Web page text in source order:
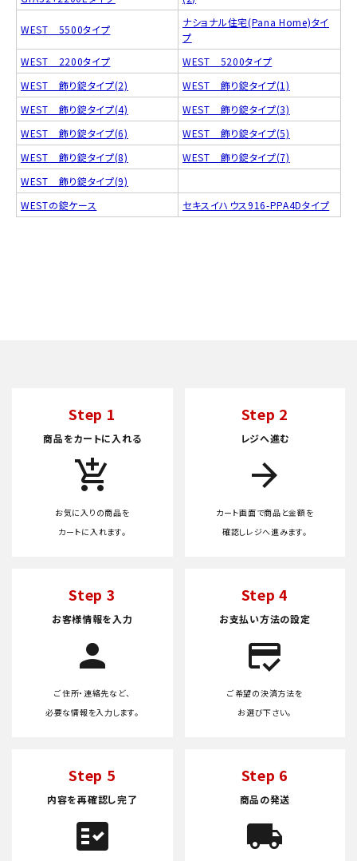
WEST 5500タイプ
ナショナル住宅(Pana Home)タイ
プ
WEST 2200タイプ
WEST 5200タイプ
WEST 飾り錠タイプ(2)
WEST 飾り錠タイプ(1)
WEST 飾り錠タイプ(4)
WEST 飾り錠タイプ(3)
WEST 飾り錠タイプ(6)
WEST 飾り錠タイプ(5)
WEST 飾り錠タイプ(8)
WEST 飾り錠タイプ(7)
WEST 飾り錠タイプ(9)
WESTの錠ケース
セキスイハウス916-PPA4Dタイプ
Step 1
商品をカートに入れる
add_shopping_cart
お気に入りの商品を
カートに入れます。
Step 2
レジへ進む
arrow_forward
カート画面で商品と金額を
確認しレジへ進みます。
Step 3
お客様情報を入力
person
ご住所・連絡先など、
必要な情報を入力します。
Step 4
お支払い方法の設定
credit_score
ご希望の決済方法を
お選び下さい。
Step 5
内容を再確認し完了
fact_check
Step 6
商品の発送
local_shipping